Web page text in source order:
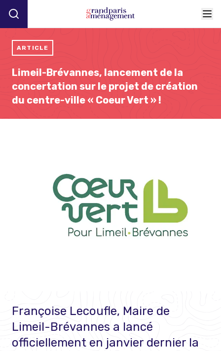
ARTICLE
Limeil-Brévannes, lancement de la
concertation sur le projet de création
du centre-ville « Coeur Vert » !
Françoise Lecoufle, Maire de
Limeil-Brévannes a lancé
officiellement en janvier dernier la